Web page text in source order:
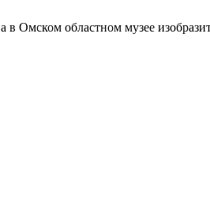
в Омском областном музее